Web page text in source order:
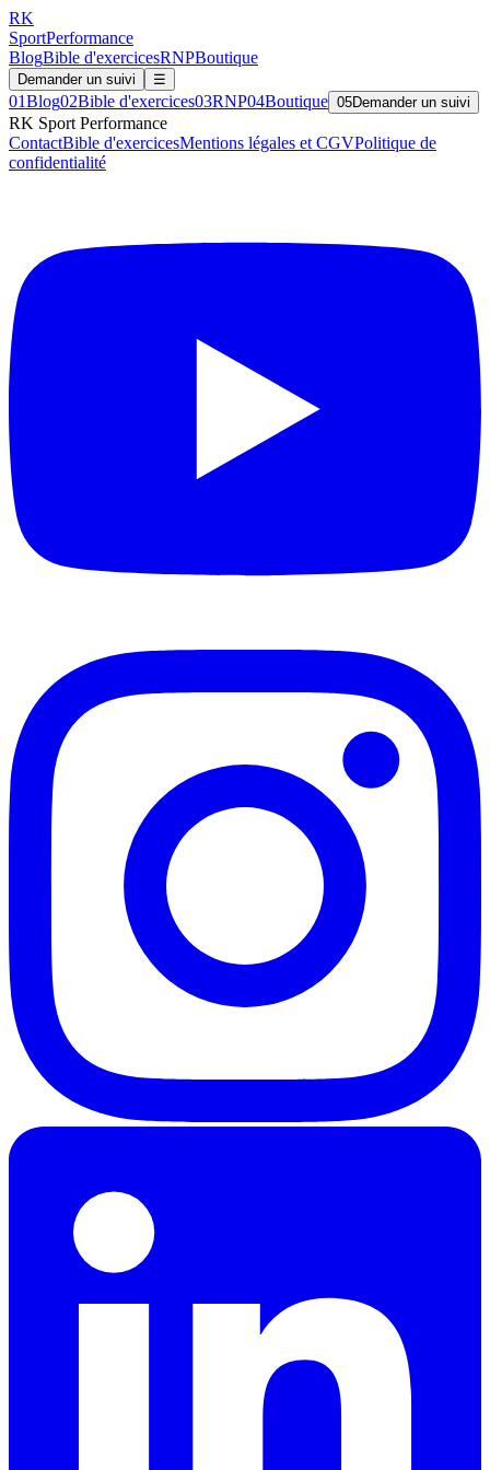
RK
SportPerformance
BlogBible d'exercicesRNPBoutique
Demander un suivi ☰
01Blog02Bible d'exercices03RNP04Boutique 05Demander un suivi
RK Sport Performance
ContactBible d'exercicesMentions légales et CGVPolitique de
confidentialité